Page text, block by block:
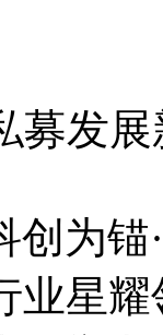
发展
为锚
业星